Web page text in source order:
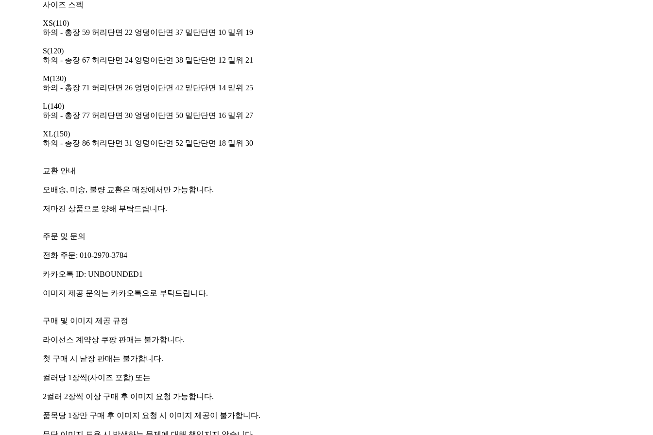
사이즈 스펙
XS(110)
하의 - 총장 59 허리단면 22 엉덩이단면 37 밑단단면 10 밑위 19
S(120)
하의 - 총장 67 허리단면 24 엉덩이단면 38 밑단단면 12 밑위 21
M(130)
하의 - 총장 71 허리단면 26 엉덩이단면 42 밑단단면 14 밑위 25
L(140)
하의 - 총장 77 허리단면 30 엉덩이단면 50 밑단단면 16 밑위 27
XL(150)
하의 - 총장 86 허리단면 31 엉덩이단면 52 밑단단면 18 밑위 30
교환 안내
오배송, 미송, 불량 교환은 매장에서만 가능합니다.
저마진 상품으로 양해 부탁드립니다.
주문 및 문의
전화 주문: 010-2970-3784
카카오톡 ID: UNBOUNDED1
이미지 제공 문의는 카카오톡으로 부탁드립니다.
구매 및 이미지 제공 규정
라이선스 계약상 쿠팡 판매는 불가합니다.
첫 구매 시 낱장 판매는 불가합니다.
컬러당 1장씩(사이즈 포함) 또는
2컬러 2장씩 이상 구매 후 이미지 요청 가능합니다.
품목당 1장만 구매 후 이미지 요청 시 이미지 제공이 불가합니다.